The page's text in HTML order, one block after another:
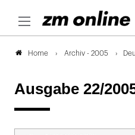
Home Archiv - 2005
Ausgabe 22/